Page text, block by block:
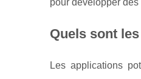
pour développer
Quels sont
Les applications